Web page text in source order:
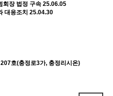
회장 법정 구속 25.06.05
대응조치 25.04.30
호(충정로3가, 충정리시온)